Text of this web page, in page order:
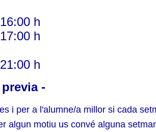
h
h
h
-
i per a l'alumne/a millor si cada
algun motiu us convé alguna